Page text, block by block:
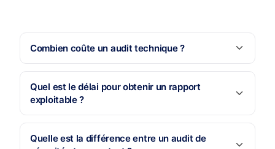
Combien coûte un audit technique ?
Quel est le délai pour obtenir un rapport
exploitable ?
Quelle est la différence entre un audit de